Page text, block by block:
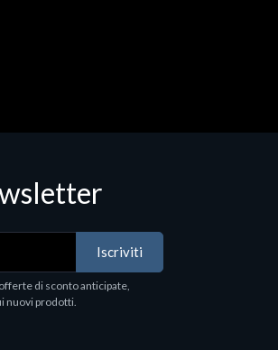
Iscriviti
di sconto anticipate,
nuovi prodotti.